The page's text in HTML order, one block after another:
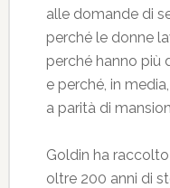
alle domande di
perché le donne
perché hanno più
e perché, in
a parità di
Goldin ha
oltre 200 anni di